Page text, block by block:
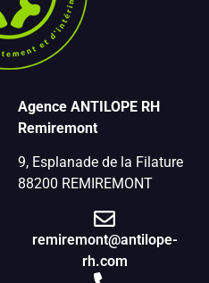
Agence ANTILOPE RH
Remiremont
9, Esplanade de la Filature
88200 REMIREMONT
remiremont@antilope-
rh.com